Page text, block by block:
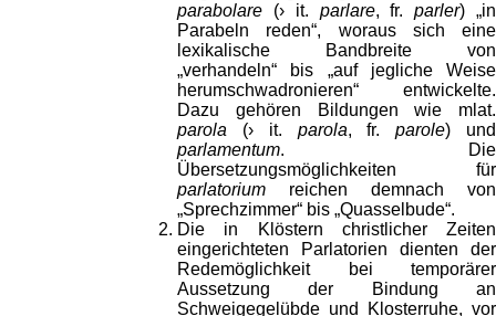
parabolare (› it. parlare, fr.parler) „in
Parabeln reden“, woraus sich eine
lexikalische Bandbreite von
„verhandeln“ bis „auf jegliche Weise
herumschwadronieren“ entwickelte.
Dazu gehören Bildungen wie mlat.
parola (› it. parola, fr.parole) und
parlamentum. Die
Übersetzungsmöglichkeiten für
parlatorium reichen demnach von
„Sprechzimmer“ bis „Quasselbude“.
Die in Klöstern christlicher Zeiten
eingerichteten Parlatorien dienten der
Redemöglichkeit bei temporärer
Aussetzung der Bindung an
Schweigegelübde und Klosterruhe, vor